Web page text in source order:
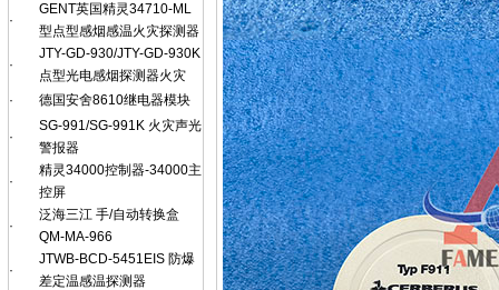
·
GENT英国精灵34710-ML
型点型感烟感温火灾探测器
·
JTY-GD-930/JTY-GD-930K
点型光电感烟探测器火灾
·
德国安舍8610继电器模块
·
SG-991/SG-991K 火灾声光
警报器
·
精灵34000控制器-34000主
控屏
·
泛海三江 手/自动转换盒
QM-MA-966
·
JTWB-BCD-5451EIS 防爆
差定温感温探测器